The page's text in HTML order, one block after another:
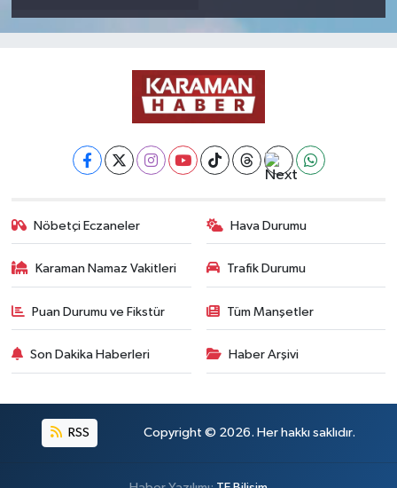
Nöbetçi Eczaneler Hava Durumu
Karaman Namaz Vakitleri Trafik Durumu
Puan Durumu ve Fikstür Tüm Manşetler
Son Dakika Haberleri Haber Arşivi
RSS Copyright © 2026. Her hakkı saklıdır.